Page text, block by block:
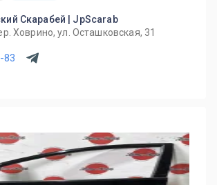
Скарабей | JpScarab
Ховрино, ул. Осташковская, 31
83